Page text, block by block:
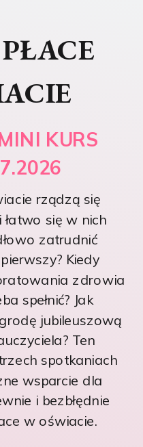
KURS
rządzą się
łatwo się w nich
zatrudnić
Kiedy
zdrowia
spełnić? Jak
jubileuszową
Ten
spotkaniach
wsparcie dla
i bezbłędnie
w oświacie.